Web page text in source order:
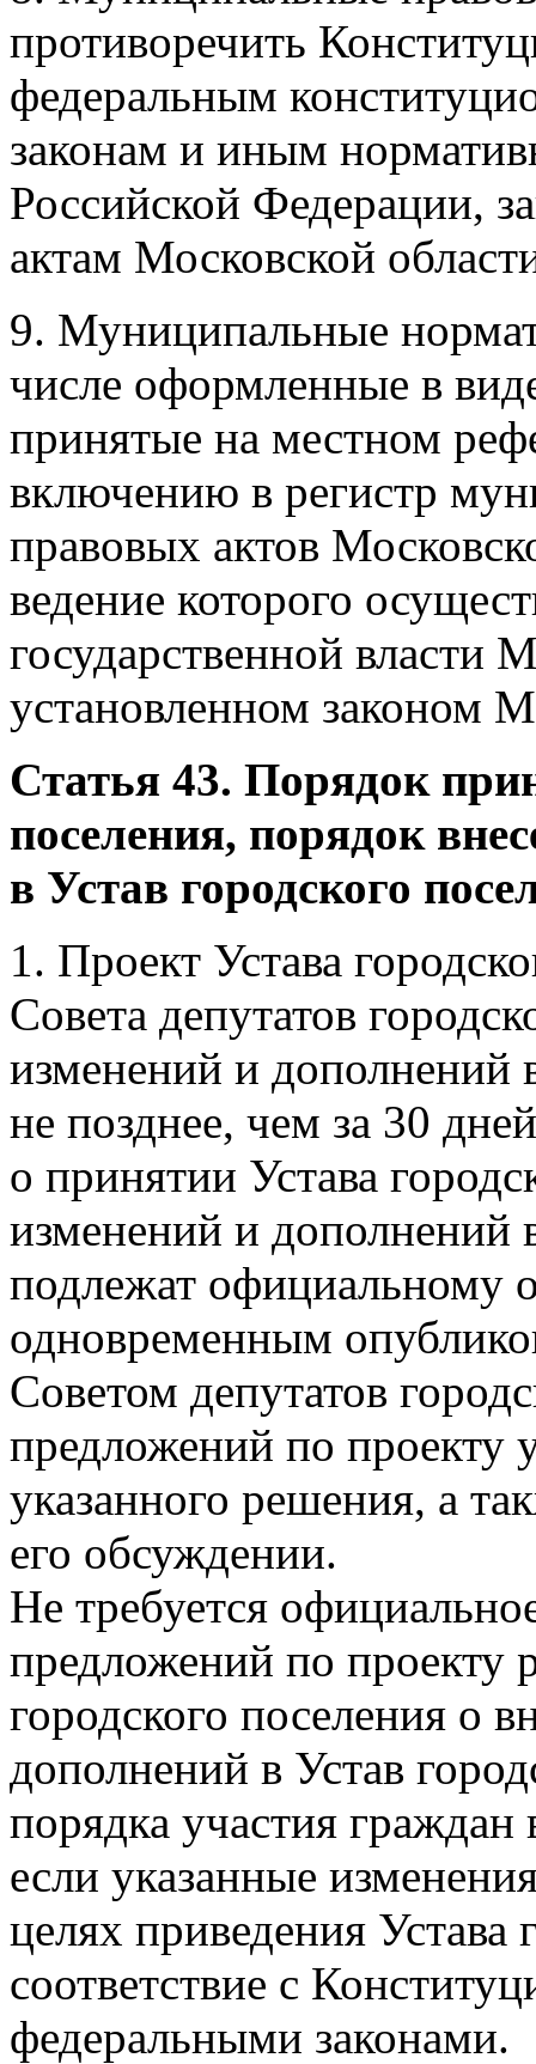
противоречить
федеральным
законам и иным
Российской Федерации,
актам Московской
9. Муниципальные
числе оформленные в
принятые на местном
включению в регистр
правовых актов
ведение которого
государственной власти
установленном законом
Статья 43. Порядок
поселения, порядок
в Устав городского
1. Проект Устава
Совета депутатов
изменений и дополнений
не позднее, чем за 30
о принятии Устава
изменений и дополнений
подлежат официальному
одновременным
Советом депутатов
предложений по проекту
указанного решения, а
его обсуждении.
Не требуется
предложений по проекту
городского поселения о
дополнений в Устав
порядка участия граждан
если указанные
целях приведения Устава
соответствие с
федеральными законами.